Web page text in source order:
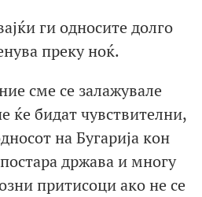
ги односите долго
преку ноќ.
сме се залажувале
ќе бидат чувствителни,
на Бугарија кон
држава и многу
притисоци ако не се